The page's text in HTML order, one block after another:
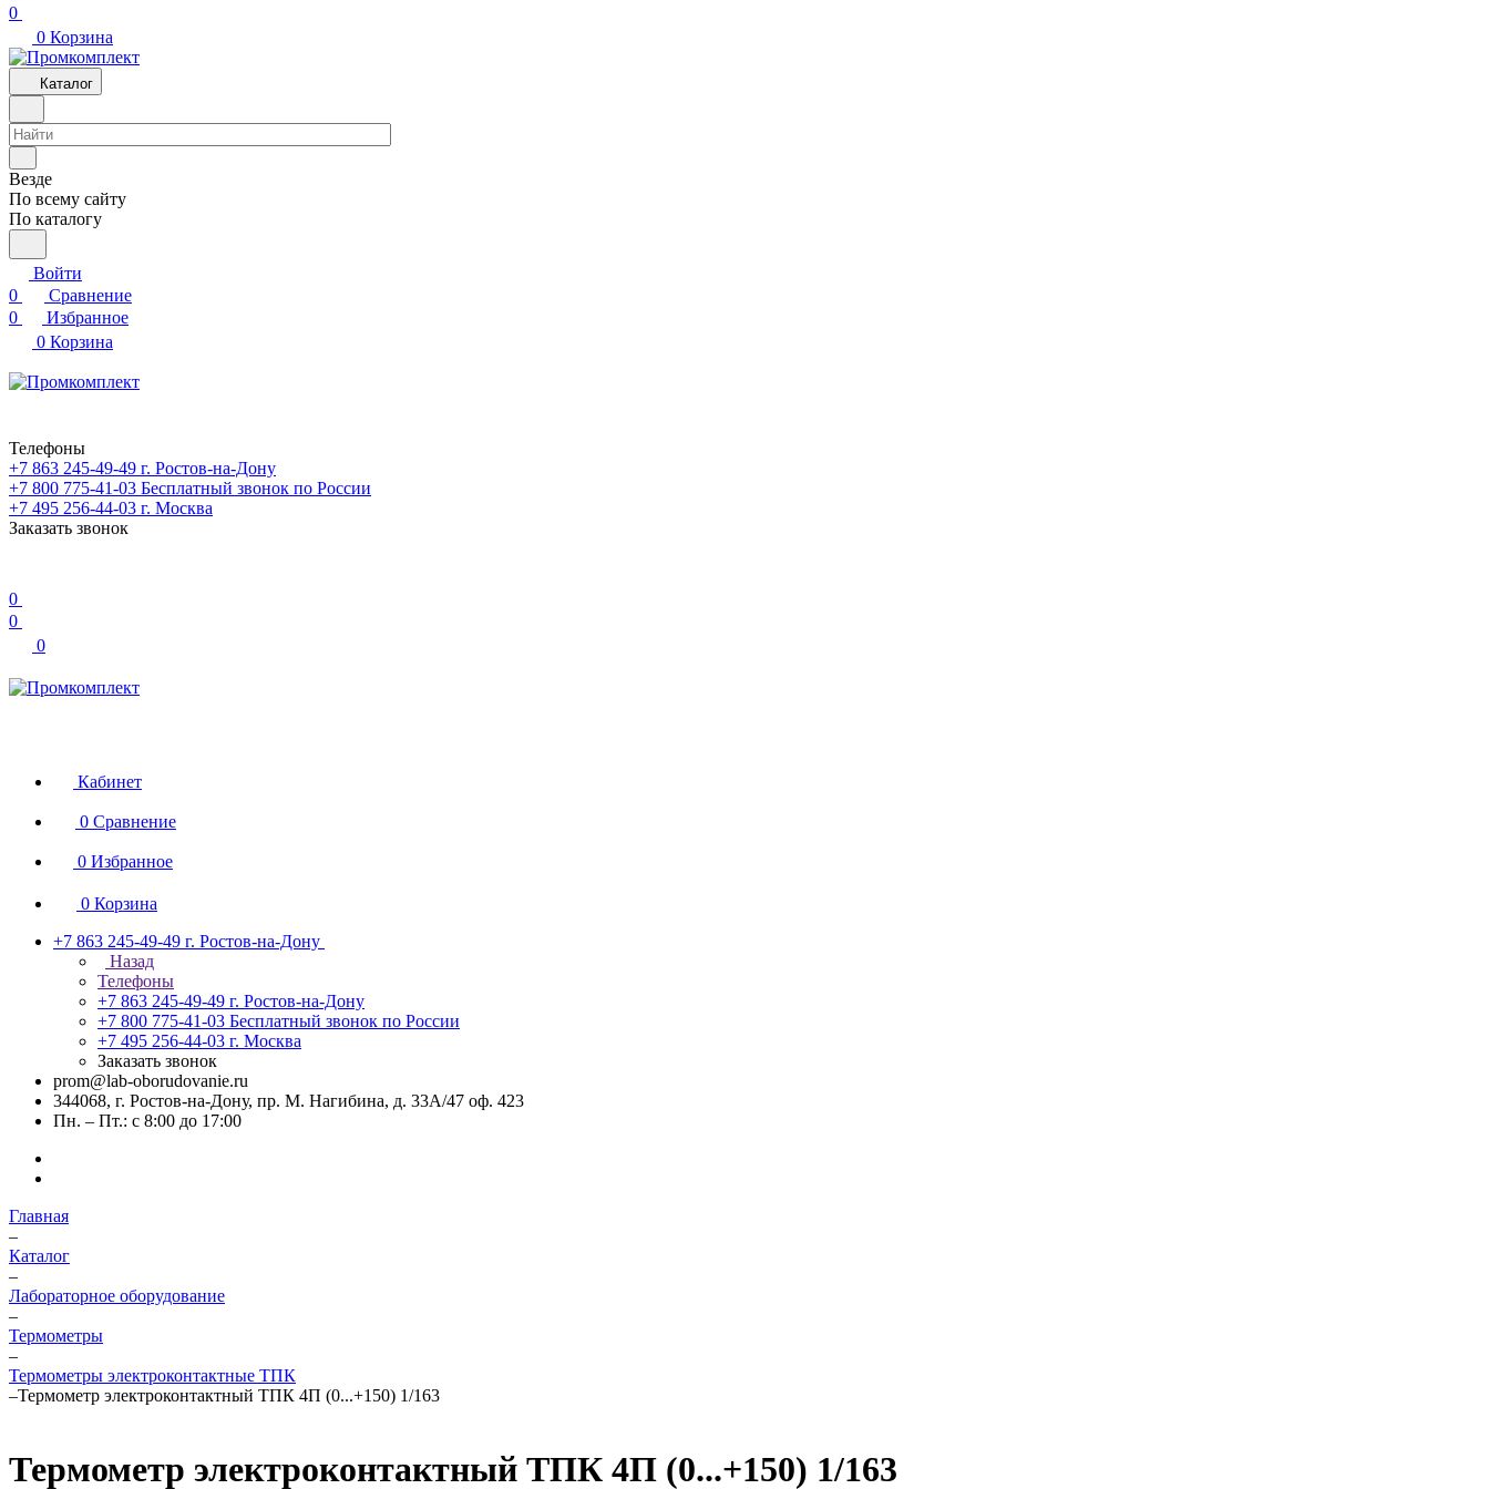
0
0 Корзина
Каталог
Везде
По всему сайту
По каталогу
Войти
0
Сравнение
0
Избранное
0 Корзина
Телефоны
+7 863 245-49-49 г. Ростов-на-Дону
+7 800 775-41-03 Бесплатный звонок по России
+7 495 256-44-03 г. Москва
Заказать звонок
0
0
0
Кабинет
0 Сравнение
0 Избранное
0 Корзина
+7 863 245-49-49 г. Ростов-на-Дону
Назад
Телефоны
+7 863 245-49-49 г. Ростов-на-Дону
+7 800 775-41-03 Бесплатный звонок по России
+7 495 256-44-03 г. Москва
Заказать звонок
prom@lab-oborudovanie.ru
344068, г. Ростов-на-Дону, пр. М. Нагибина, д. 33А/47 оф. 423
Пн. – Пт.: с 8:00 до 17:00
Главная
–
Каталог
–
Лабораторное оборудование
–
Термометры
–
Термометры электроконтактные ТПК
–Термометр электроконтактный ТПК 4П (0...+150) 1/163
Термометр электроконтактный ТПК 4П (0...+150) 1/163